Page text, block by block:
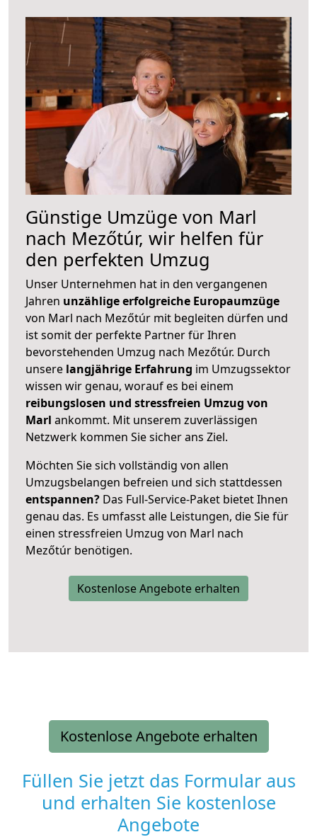
Günstige Umzüge von Marl
nach Mezőtúr, wir helfen für
den perfekten Umzug
Unser Unternehmen hat in den vergangenen
Jahren unzählige erfolgreiche Europaumzüge
von Marl nach Mezőtúr mit begleiten dürfen und
ist somit der perfekte Partner für Ihren
bevorstehenden Umzug nach Mezőtúr. Durch
unsere langjährige Erfahrung im Umzugssektor
wissen wir genau, worauf es bei einem
reibungslosen und stressfreien Umzug von
Marl ankommt. Mit unserem zuverlässigen
Netzwerk kommen Sie sicher ans Ziel.
Möchten Sie sich vollständig von allen
Umzugsbelangen befreien und sich stattdessen
entspannen? Das Full-Service-Paket bietet Ihnen
genau das. Es umfasst alle Leistungen, die Sie für
einen stressfreien Umzug von Marl nach
Mezőtúr benötigen.
Kostenlose Angebote erhalten
Kostenlose Angebote erhalten
Füllen Sie jetzt das Formular aus
und erhalten Sie kostenlose
Angebote